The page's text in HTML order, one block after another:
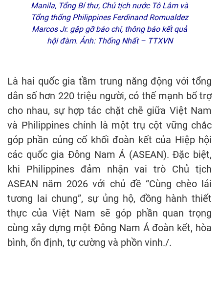
Manila, Tổng Bí thư, Chủ tịch nước Tô Lâm và
Tổng thống Philippines Ferdinand Romualdez
Marcos Jr. gặp gỡ báo chí, thông báo kết quả
hội đàm. Ảnh: Thống Nhất – TTXVN
Là hai quốc gia tầm trung năng động với tổng
dân số hơn 220 triệu người, có thế mạnh bổ trợ
cho nhau, sự hợp tác chặt chẽ giữa Việt Nam
và Philippines chính là một trụ cột vững chắc
góp phần củng cố khối đoàn kết của Hiệp hội
các quốc gia Đông Nam Á (ASEAN). Đặc biệt,
khi Philippines đảm nhận vai trò Chủ tịch
ASEAN năm 2026 với chủ đề “Cùng chèo lái
tương lai chung”, sự ủng hộ, đồng hành thiết
thực của Việt Nam sẽ góp phần quan trọng
cùng xây dựng một Đông Nam Á đoàn kết, hòa
bình, ổn định, tự cường và phồn vinh./.